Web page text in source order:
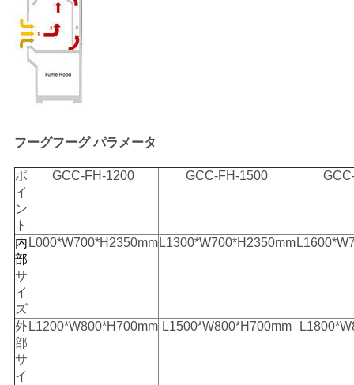
依
頼
プ
ラ
イ
バ
シ
ー
ポ
フーグフーグ パラメータ
ポ
イ
ン
ト
GCC-FH-1200 GCC-FH-1500
内
部
サ
イ
ズ
L000*W700*H2350mm L1300*W700*H2350mm
外
部
サ
イ
L1200*W800*H700mm L1500*W800*H700mm